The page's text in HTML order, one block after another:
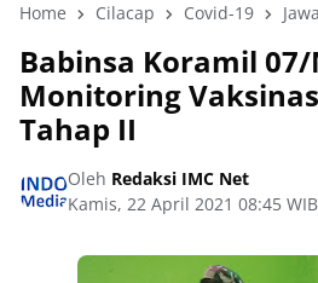
Home Cilacap Covid-19
Babinsa Koramil
Monitoring
Tahap II
Oleh Redaksi IMC Net
Kamis, 22 April 2021 08:45 WIB